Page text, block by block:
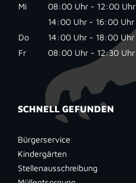
Mi
08:00 Uhr - 12:00 Uhr
14:00 Uhr - 16:00 Uhr
Do
14:00 Uhr - 18:00 Uhr
Fr
08:00 Uhr - 12:30 Uhr
SCHNELL GEFUNDEN
Bürgerservice
Kindergärten
Stellenausschreibung